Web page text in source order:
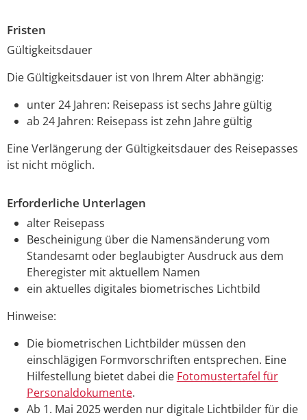
Fristen
Gültigkeitsdauer
Die Gültigkeitsdauer ist von Ihrem Alter abhängig:
unter 24 Jahren: Reisepass ist sechs Jahre gültig
ab 24 Jahren: Reisepass ist zehn Jahre gültig
Eine Verlängerung der Gültigkeitsdauer des Reisepasses
ist nicht möglich.
Erforderliche Unterlagen
alter Reisepass
Bescheinigung über die Namensänderung vom
Standesamt oder beglaubigter Ausdruck aus dem
Eheregister mit aktuellem Namen
ein aktuelles digitales biometrisches Lichtbild
Hinweise:
Die biometrischen Lichtbilder müssen den
einschlägigen Formvorschriften entsprechen. Eine
Hilfestellung bietet dabei die Fotomustertafel für
Personaldokumente.
Ab 1. Mai 2025 werden nur digitale Lichtbilder für die